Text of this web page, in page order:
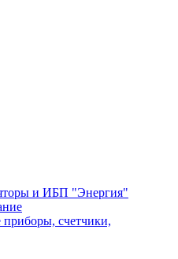
и ИБП "Энергия"
счетчики,